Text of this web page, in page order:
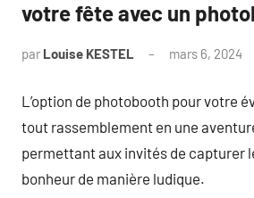
votre fête avec un
par Louise KESTEL mars 6, 2024
L’option de photobooth pour votre
tout rassemblement en une
permettant aux invités de capturer
bonheur de manière ludique.